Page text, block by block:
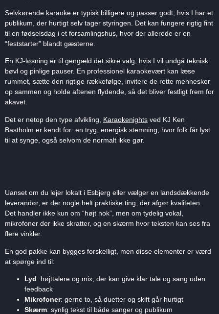
Selvkørende karaoke er typisk billigere og passer godt, hvis I har et
publikum, der hurtigt selv tager styringen. Det kan fungere rigtig fint
til en fødselsdag i et forsamlingshus, hvor der allerede er en
“feststarter” blandt gæsterne.
En KJ-løsning er til gengæld det sikre valg, hvis I vil undgå teknisk
bøvl og pinlige pauser. En professionel karaokevært kan læse
rummet, sætte den rigtige rækkefølge, invitere de rette mennesker
op sammen og holde aftenen flydende, så det bliver festligt frem for
akavet.
Det er netop den type afvikling, Karaokenights ved KJ Ken
Bastholm er kendt for: en tryg, energisk stemning, hvor folk får lyst
til at synge, også selvom de normalt ikke gør.
Uanset om du lejer lokalt i Esbjerg eller vælger en landsdækkende
leverandør, er der nogle helt praktiske ting, der afgør kvaliteten.
Det handler ikke kun om “højt nok”, men om tydelig vokal,
mikrofoner der ikke skratter, og en skærm hvor teksten kan ses fra
flere vinkler.
En god pakke kan bygges forskelligt, men disse elementer er værd
at spørge ind til:
Lyd: højttalere og mix, der kan give klar tale og sang uden
feedback
Mikrofoner: gerne to, så duetter og skift går hurtigt
Skærm: synlig tekst til både sanger og publikum